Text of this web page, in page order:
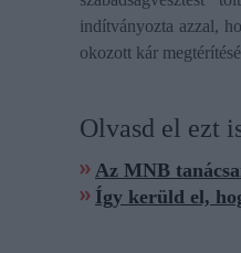
indítványozta azzal,
okozott kár
Olvasd el ezt
Az MNB
Így kerüld el,